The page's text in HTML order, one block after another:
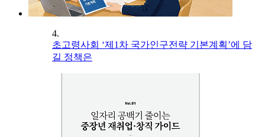
4.
초고령사회 ‘제1차 국가인구전략 기본계획’에 담
길 정책은